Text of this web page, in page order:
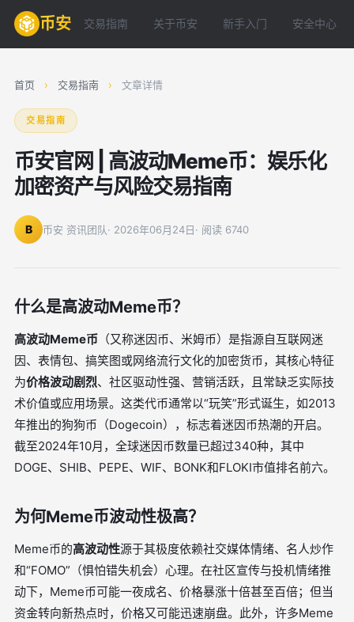
币安 交易指南 关于币安 新手入门 安全中心
首页 › 交易指南 › 文章详情
交易指南
币安官网 | 高波动Meme币：娱乐化
加密资产与风险交易指南
B 币安 资讯团队· 2026年06月24日· 阅读 6740
什么是高波动Meme币？
高波动Meme币 （又称迷因币、米姆币）是指源自互联网迷
因、表情包、搞笑图或网络流行文化的加密货币，其核心特征
为价格波动剧烈、社区驱动性强、营销活跃，且常缺乏实际技
术价值或应用场景。这类代币通常以“玩笑”形式诞生，如2013
年推出的狗狗币（Dogecoin），标志着迷因币热潮的开启。
截至2024年10月，全球迷因币数量已超过340种，其中
DOGE、SHIB、PEPE、WIF、BONK和FLOKI市值排名前六。
为何Meme币波动性极高？
Meme币的高波动性源于其极度依赖社交媒体情绪、名人炒作
和“FOMO”（惧怕错失机会）心理。在社区宣传与投机情绪推
动下，Meme币可能一夜成名、价格暴涨十倍甚至百倍；但当
资金转向新热点时，价格又可能迅速崩盘。此外，许多Meme